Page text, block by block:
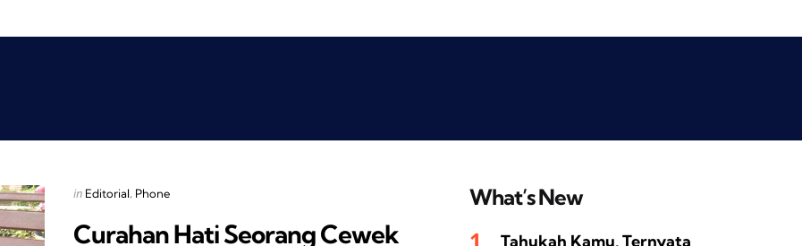
Categories
Posted
in Editorial Phone
Curahan Hati Seorang Cewek
What’s New
Tahukah Kamu, Ternyata